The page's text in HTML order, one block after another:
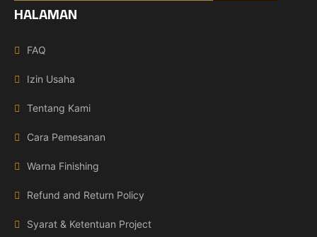
HALAMAN
FAQ
Izin Usaha
Tentang Kami
Cara Pemesanan
Warna Finishing
Refund and Return Policy
Syarat & Ketentuan Project